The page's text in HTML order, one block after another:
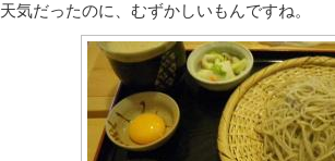
天気だったのに、むずかしいもんですね。